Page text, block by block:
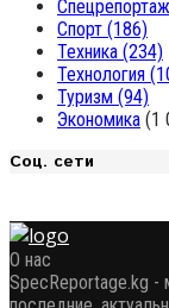
Спецрепортаж
Спорт (186)
Техника (234)
Технология
Туризм (94)
Экономика (1
Соц. сети
О нас
SpecReportage.kg -